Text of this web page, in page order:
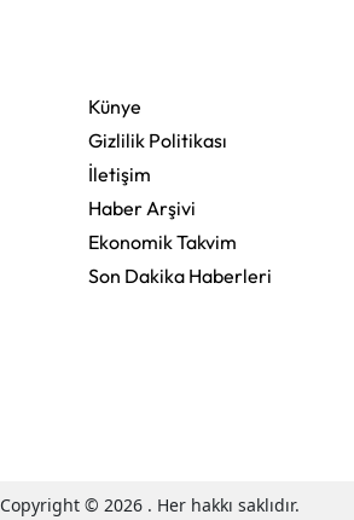
Künye
Gizlilik Politikası
İletişim
Haber Arşivi
Ekonomik Takvim
Son Dakika Haberleri
Copyright © 2026 . Her hakkı saklıdır.